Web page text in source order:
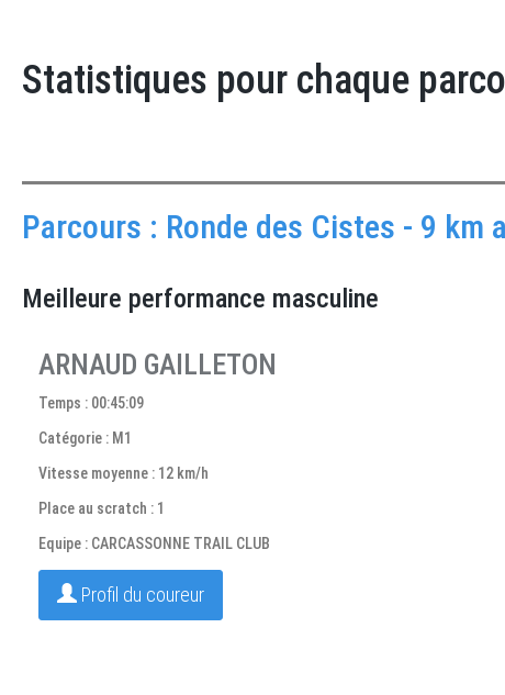
Statistiques pour chaque
Parcours : Ronde des Cistes - 9 km
Meilleure performance masculine
ARNAUD GAILLETON
Temps : 00:45:09
Catégorie : M1
Vitesse moyenne : 12 km/h
Place au scratch : 1
Equipe : CARCASSONNE TRAIL CLUB
Profil du coureur